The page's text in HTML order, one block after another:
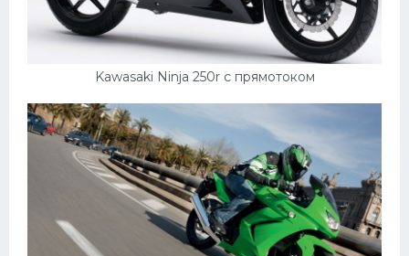
Kawasaki Ninja 250r с прямотоком